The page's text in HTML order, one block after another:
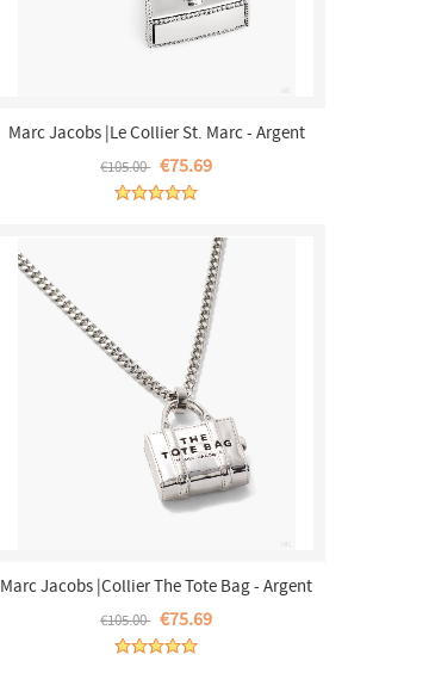
Marc Jacobs |Le Collier St. Marc - Argent
Antique Clair |France Outlet
€105.00 €75.69
Marc Jacobs |Collier The Tote Bag - Argent
Antique Clair |France Outlet
€105.00 €75.69